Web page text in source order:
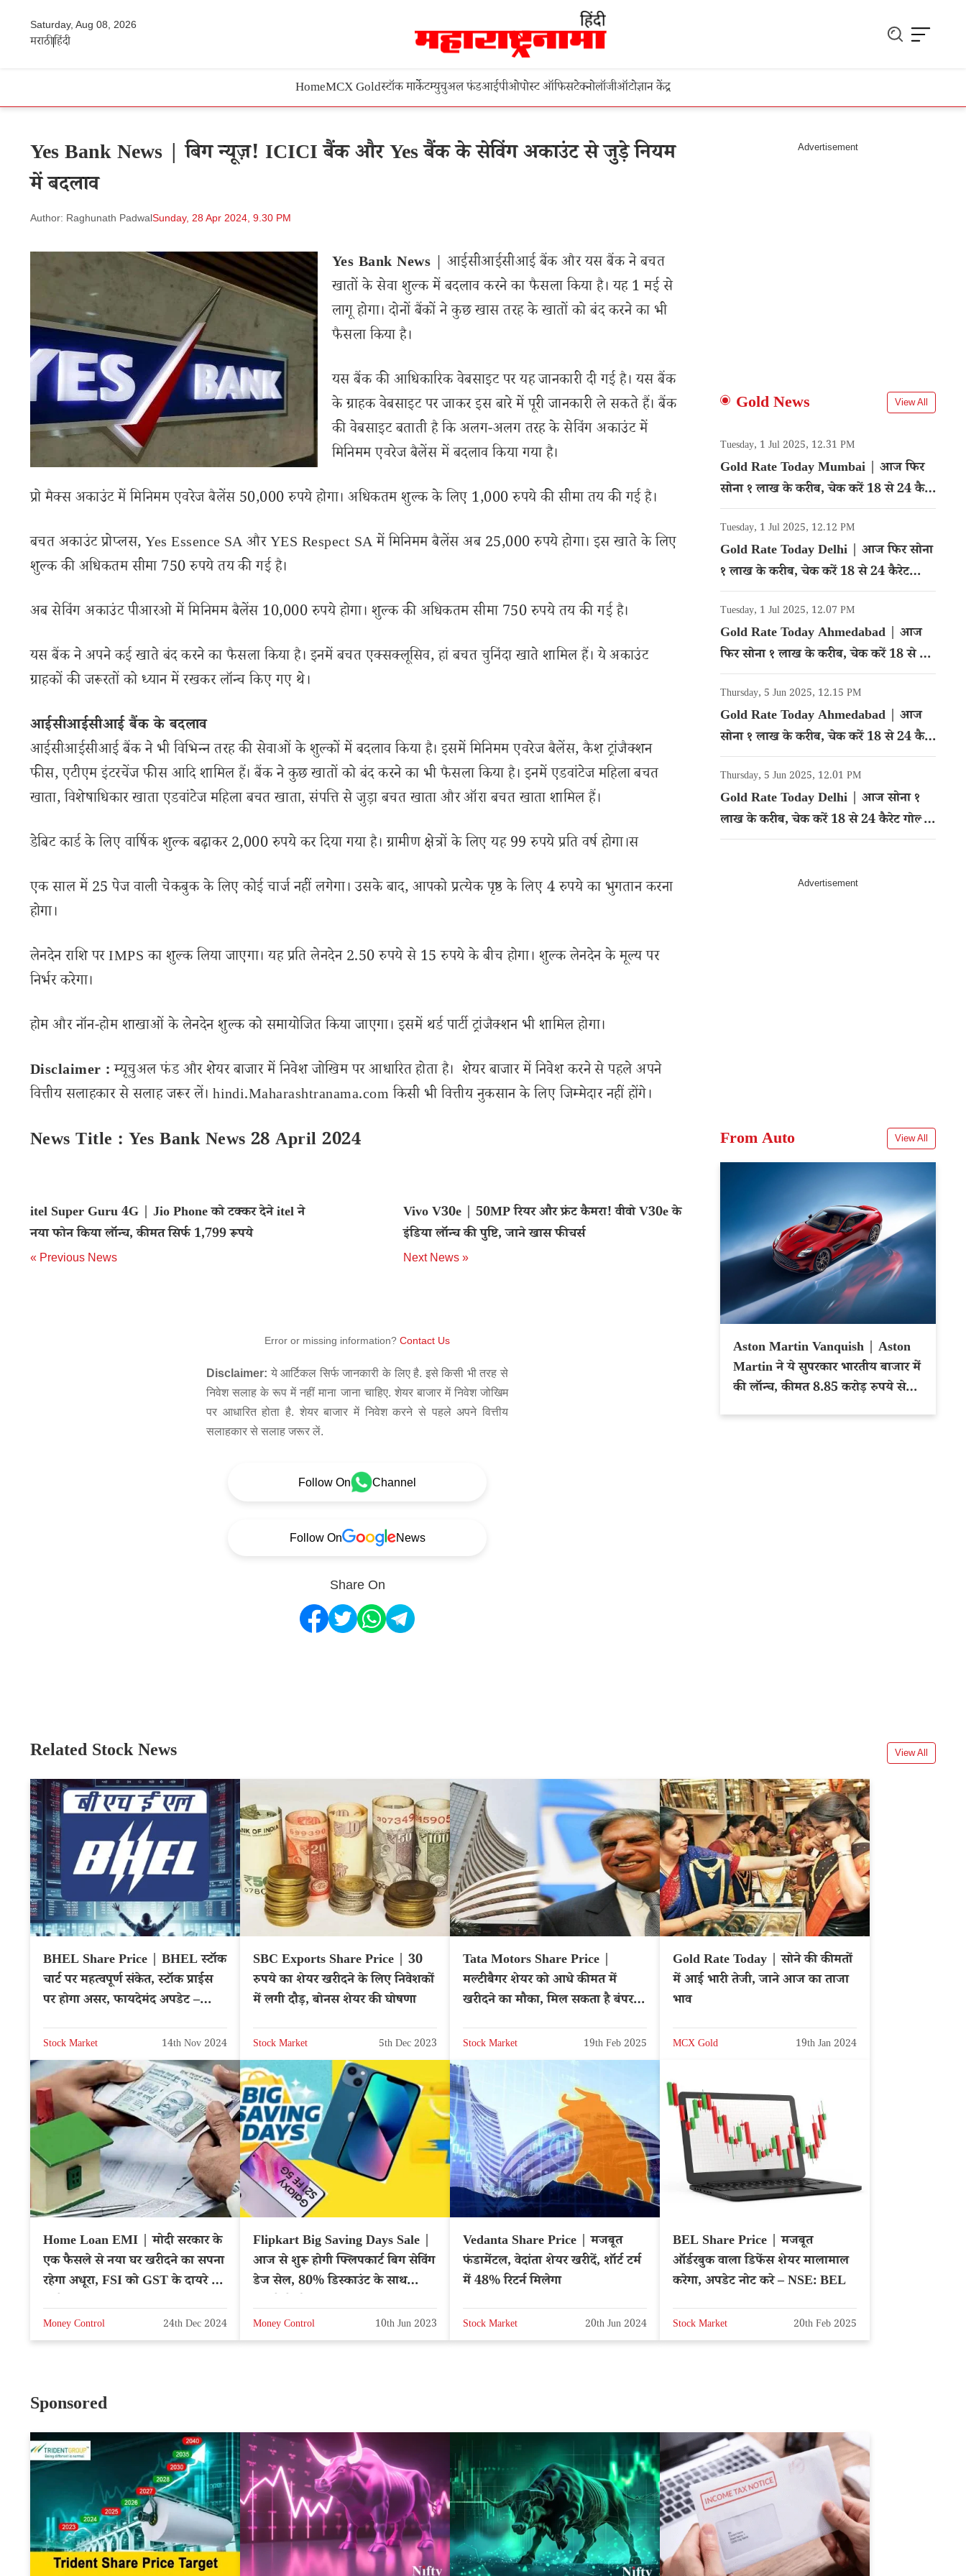
Saturday, Aug 08, 2026
मराठीहिंदी
HomeMCX Goldस्टॉक मार्केटम्युचुअल फंडआईपीओपोस्ट ऑफिसटेक्नोलॉजीऑटोज्ञान केंद्र
Yes Bank News | बिग न्यूज़! ICICI बैंक और Yes बैंक के सेविंग अकाउंट से जुड़े नियम
में बदलाव
Author: Raghunath PadwalSunday, 28 Apr 2024, 9.30 PM
Yes Bank News | आईसीआईसीआई बैंक और यस बैंक ने बचत
खातों के सेवा शुल्क में बदलाव करने का फैसला किया है। यह 1 मई से
लागू होगा। दोनों बैंकों ने कुछ खास तरह के खातों को बंद करने का भी
फैसला किया है।
यस बैंक की आधिकारिक वेबसाइट पर यह जानकारी दी गई है। यस बैंक
के ग्राहक वेबसाइट पर जाकर इस बारे में पूरी जानकारी ले सकते हैं। बैंक
की वेबसाइट बताती है कि अलग-अलग तरह के सेविंग अकाउंट में
मिनिमम एवरेज बैलेंस में बदलाव किया गया है।
प्रो मैक्स अकाउंट में मिनिमम एवरेज बैलेंस 50,000 रुपये होगा। अधिकतम शुल्क के लिए 1,000 रुपये की सीमा तय की गई है।
बचत अकाउंट प्रोप्लस, Yes Essence SA और YES Respect SA में मिनिमम बैलेंस अब 25,000 रुपये होगा। इस खाते के लिए
शुल्क की अधिकतम सीमा 750 रुपये तय की गई है।
अब सेविंग अकाउंट पीआरओ में मिनिमम बैलेंस 10,000 रुपये होगा। शुल्क की अधिकतम सीमा 750 रुपये तय की गई है।
यस बैंक ने अपने कई खाते बंद करने का फैसला किया है। इनमें बचत एक्सक्लूसिव, हां बचत चुनिंदा खाते शामिल हैं। ये अकाउंट
ग्राहकों की जरूरतों को ध्यान में रखकर लॉन्च किए गए थे।
आईसीआईसीआई बैंक के बदलाव
आईसीआईसीआई बैंक ने भी विभिन्न तरह की सेवाओं के शुल्कों में बदलाव किया है। इसमें मिनिमम एवरेज बैलेंस, कैश ट्रांजैक्शन
फीस, एटीएम इंटरचेंज फीस आदि शामिल हैं। बैंक ने कुछ खातों को बंद करने का भी फैसला किया है। इनमें एडवांटेज महिला बचत
खाता, विशेषाधिकार खाता एडवांटेज महिला बचत खाता, संपत्ति से जुड़ा बचत खाता और ऑरा बचत खाता शामिल हैं।
डेबिट कार्ड के लिए वार्षिक शुल्क बढ़ाकर 2,000 रुपये कर दिया गया है। ग्रामीण क्षेत्रों के लिए यह 99 रुपये प्रति वर्ष होगा।स
एक साल में 25 पेज वाली चेकबुक के लिए कोई चार्ज नहीं लगेगा। उसके बाद, आपको प्रत्येक पृष्ठ के लिए 4 रुपये का भुगतान करना
होगा।
लेनदेन राशि पर IMPS का शुल्क लिया जाएगा। यह प्रति लेनदेन 2.50 रुपये से 15 रुपये के बीच होगा। शुल्क लेनदेन के मूल्य पर
निर्भर करेगा।
होम और नॉन-होम शाखाओं के लेनदेन शुल्क को समायोजित किया जाएगा। इसमें थर्ड पार्टी ट्रांजैक्शन भी शामिल होगा।
Disclaimer :म्यूचुअल फंड और शेयर बाजार में निवेश जोखिम पर आधारित होता है। शेयर बाजार में निवेश करने से पहले अपने
वित्तीय सलाहकार से सलाह जरूर लें। hindi.Maharashtranama.com किसी भी वित्तीय नुकसान के लिए जिम्मेदार नहीं होंगे।
News Title : Yes Bank News 28 April 2024
itel Super Guru 4G | Jio Phone को टक्कर देने itel ने
नया फोन किया लॉन्च, कीमत सिर्फ 1,799 रूपये
« Previous News
Vivo V30e | 50MP रियर और फ्रंट कैमरा! वीवो V30e के
इंडिया लॉन्च की पुष्टि, जाने खास फीचर्स
Next News »
Error or missing information? Contact Us
Disclaimer: ये आर्टिकल सिर्फ जानकारी के लिए है. इसे किसी भी तरह से
निवेश सलाह के रूप में नहीं माना जाना चाहिए. शेयर बाजार में निवेश जोखिम
पर आधारित होता है. शेयर बाजार में निवेश करने से पहले अपने वित्तीय
सलाहकार से सलाह जरूर लें.
Follow On Channel
Follow On News
Share On
Gold News View All
Tuesday, 1 Jul 2025, 12.31 PM
Gold Rate Today Mumbai | आज फिर
सोना १ लाख के करीब, चेक करें 18 से 24 कैरेट
गोल्ड का रेट
Tuesday, 1 Jul 2025, 12.12 PM
Gold Rate Today Delhi | आज फिर सोना
१ लाख के करीब, चेक करें 18 से 24 कैरेट
गोल्ड का रेट
Tuesday, 1 Jul 2025, 12.07 PM
Gold Rate Today Ahmedabad | आज
फिर सोना १ लाख के करीब, चेक करें 18 से 24
कैरेट गोल्ड का रेट
Thursday, 5 Jun 2025, 12.15 PM
Gold Rate Today Ahmedabad | आज
सोना १ लाख के करीब, चेक करें 18 से 24 कैरेट
गोल्ड का रेट
Thursday, 5 Jun 2025, 12.01 PM
Gold Rate Today Delhi | आज सोना १
लाख के करीब, चेक करें 18 से 24 कैरेट गोल्ड
का रेट
From Auto View All
Aston Martin Vanquish | Aston
Martin ने ये सुपरकार भारतीय बाजार में
की लॉन्च, कीमत 8.85 करोड़ रुपये से
Related Stock News View All
BHEL Share Price | BHEL स्टॉक
चार्ट पर महत्वपूर्ण संकेत, स्टॉक प्राईस
पर होगा असर, फायदेमंद अपडेट –
Stock Market 14th Nov 2024
SBC Exports Share Price | 30
रुपये का शेयर खरीदने के लिए निवेशकों
में लगी दौड़, बोनस शेयर की घोषणा
Stock Market 5th Dec 2023
Tata Motors Share Price |
मल्टीबैगर शेयर को आधे कीमत में
खरीदने का मौका, मिल सकता है बंपर
Stock Market 19th Feb 2025
Gold Rate Today | सोने की कीमतों
में आई भारी तेजी, जाने आज का ताजा
भाव
MCX Gold 19th Jan 2024
Home Loan EMI | मोदी सरकार के
एक फैसले से नया घर खरीदने का सपना
रहेगा अधूरा, FSI को GST के दायरे में
Money Control 24th Dec 2024
Flipkart Big Saving Days Sale |
आज से शुरू होगी फ्लिपकार्ट बिग सेविंग
डेज सेल, 80% डिस्काउंट के साथ
Money Control 10th Jun 2023
Vedanta Share Price | मजबूत
फंडामेंटल, वेदांता शेयर खरीदें, शॉर्ट टर्म
में 48% रिटर्न मिलेगा
Stock Market 20th Jun 2024
BEL Share Price | मजबूत
ऑर्डरबुक वाला डिफेंस शेयर मालामाल
करेगा, अपडेट नोट करे – NSE: BEL
Stock Market 20th Feb 2025
Sponsored